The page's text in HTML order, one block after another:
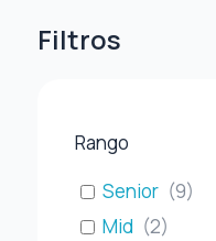
Filtros
Rango
Senior (9)
Mid (2)